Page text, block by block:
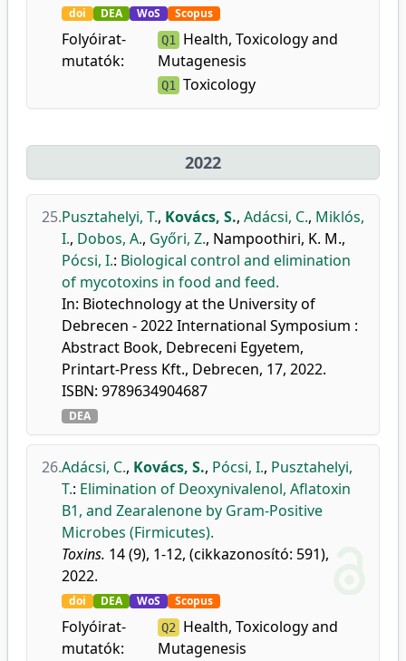
doi DEA WoS Scopus
Folyóirat-
mutatók:
Q1
Health, Toxicology and
Mutagenesis
Q1 Toxicology
2022
25.Pusztahelyi, T., Kovács, S., Adácsi, C., Miklós,
I., Dobos, A., Győri, Z., Nampoothiri, K. M.,
Pócsi, I.: Biological control and elimination
of mycotoxins in food and feed.
In: Biotechnology at the University of
Debrecen - 2022 International Symposium :
Abstract Book, Debreceni Egyetem,
Printart-Press Kft., Debrecen, 17, 2022.
ISBN: 9789634904687
DEA
26.Adácsi, C., Kovács, S., Pócsi, I., Pusztahelyi,
T.: Elimination of Deoxynivalenol, Aflatoxin
B1, and Zearalenone by Gram-Positive
Microbes (Firmicutes).
Toxins. 14 (9), 1-12, (cikkazonosító: 591),
2022.
doi DEA WoS Scopus
Folyóirat-
mutatók:
Q2
Health, Toxicology and
Mutagenesis